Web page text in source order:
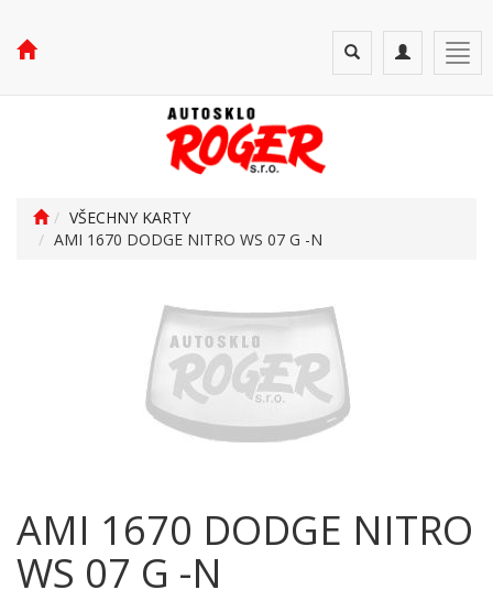
Toggle
navigation
Toggle
search
VŠECHNY KARTY
AMI 1670 DODGE NITRO WS 07 G -N
AMI 1670 DODGE NITRO
WS 07 G -N